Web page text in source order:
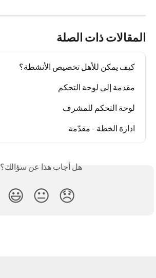
المقالات ذات الصلة
كيف يمكن للأهل تخصيص الأنشطة؟
مقدمة إلى لوحة التحكم
لوحة التحكم للمشرف
ادارة الخطة - مقدّمة
هل أجاب هذا عن سؤالك؟
😞
😐
😃